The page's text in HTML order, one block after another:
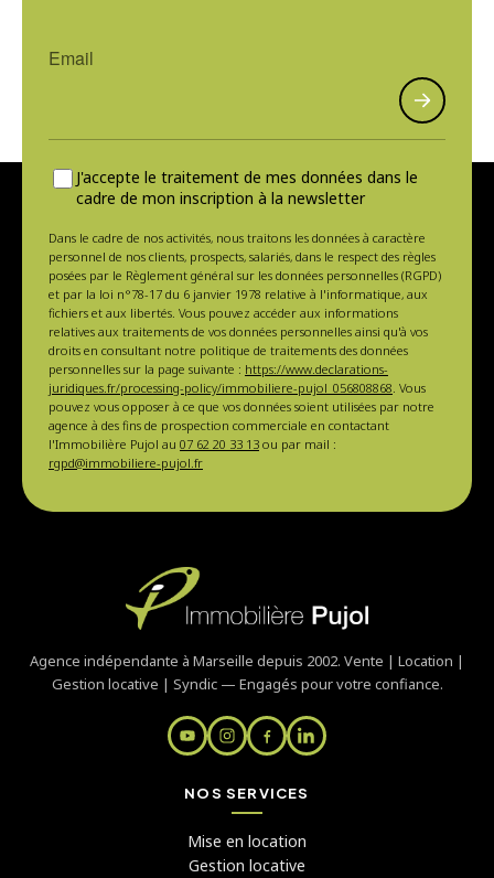
J'accepte le traitement de mes données dans le
cadre de mon inscription à la newsletter
Dans le cadre de nos activités, nous traitons les données à caractère
personnel de nos clients, prospects, salariés, dans le respect des règles
posées par le Règlement général sur les données personnelles (RGPD)
et par la loi n°78-17 du 6 janvier 1978 relative à l'informatique, aux
fichiers et aux libertés. Vous pouvez accéder aux informations
relatives aux traitements de vos données personnelles ainsi qu'à vos
droits en consultant notre politique de traitements des données
personnelles sur la page suivante : https://www.declarations-
juridiques.fr/processing-policy/immobiliere-pujol_056808868 . Vous
pouvez vous opposer à ce que vos données soient utilisées par notre
agence à des fins de prospection commerciale en contactant
l'Immobilière Pujol au 07 62 20 33 13 ou par mail :
rgpd@immobiliere-pujol.fr
Agence indépendante à Marseille depuis 2002. Vente | Location |
Gestion locative | Syndic — Engagés pour votre confiance.
NOS SERVICES
Mise en location
Gestion locative